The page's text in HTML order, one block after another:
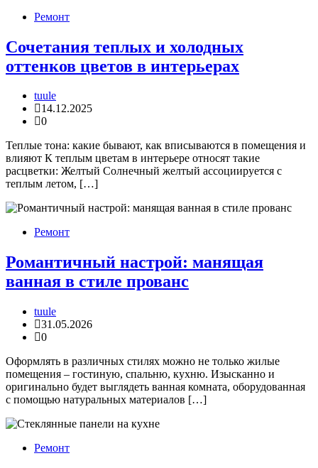
Ремонт
Сочетания теплых и холодных
оттенков цветов в интерьерах
tuule
14.12.2025
0
Теплые тона: какие бывают, как вписываются в помещения и
влияют К теплым цветам в интерьере относят такие
расцветки: Желтый Солнечный желтый ассоциируется с
теплым летом, […]
Ремонт
Романтичный настрой: манящая
ванная в стиле прованс
tuule
31.05.2026
0
Оформлять в различных стилях можно не только жилые
помещения – гостиную, спальню, кухню. Изысканно и
оригинально будет выглядеть ванная комната, оборудованная
с помощью натуральных материалов […]
Ремонт